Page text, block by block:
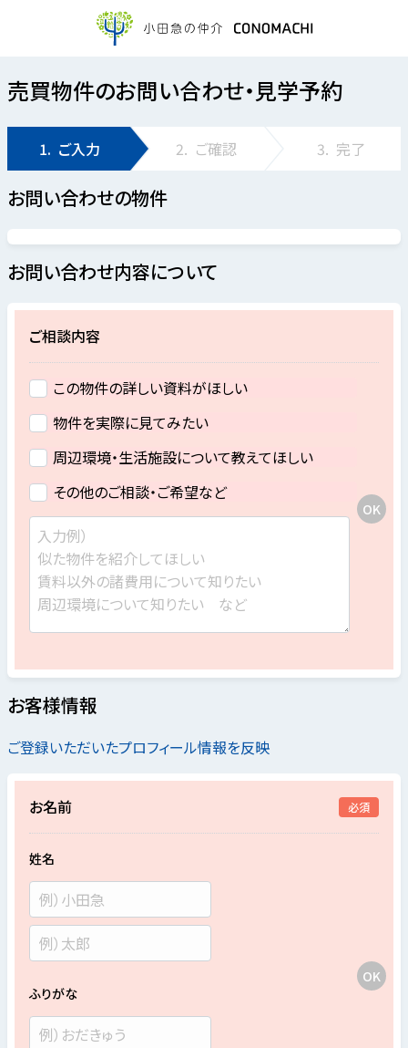
売買物件のお問い合わせ・見学予約
1. ご入力 2. ご確認 3. 完了
お問い合わせの物件
お問い合わせ内容について
ご相談内容
この物件の詳しい資料がほしい
物件を実際に見てみたい
周辺環境・生活施設について教えてほしい
その他のご相談・ご希望など
お客様情報
ご登録いただいたプロフィール情報を反映
お名前 必須
姓名
ふりがな